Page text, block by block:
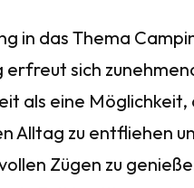
in das Thema
erfreut sich
als eine Möglichkeit,
Alltag zu entfliehen
Zügen zu